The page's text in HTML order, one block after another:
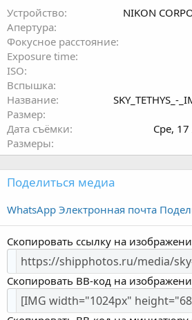
Устройство
NIKON
Апертура
Фокусное расстояние
Exposure time
ISO
Вспышка
Название
SKY_TETHYS_-
Размер
Дата съёмки
Сре,
Размеры
Поделиться медиа
WhatsApp Электронная почта
Скопировать ссылку на
Скопировать BB-код на